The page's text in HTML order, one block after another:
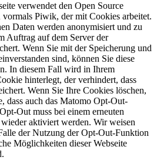
verwendet den Open Source
vormals Piwik, der mit Cookies arbeitet.
Daten werden anonymisiert und zu
Auftrag auf dem Server der
Wenn Sie mit der Speicherung und
sind, können Sie diese
In diesem Fall wird in Ihrem
hinterlegt, der verhindert, dass
Wenn Sie Ihre Cookies löschen,
dass auch das Matomo Opt-Out-
Out muss bei einem erneuten
aktiviert werden. Wir weisen
der Nutzung der Opt-Out-Funktion
Möglichkeiten dieser Webseite